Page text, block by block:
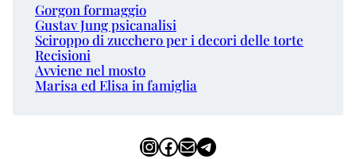
Gorgon formaggio
Gustav Jung psicanalisi
Sciroppo di zucchero per i decori delle torte
Recisioni
Avviene nel mosto
Marisa ed Elisa in famiglia
InstagramFacebook Email Telegram